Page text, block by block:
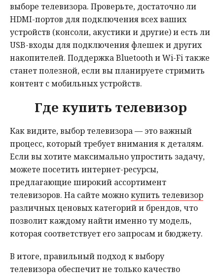
выборе телевизора. Проверьте, достаточно ли
HDMI-портов для подключения всех ваших
устройств (консоли, акустики и другие) и есть ли
USB-входы для подключения флешек и других
накопителей. Поддержка Bluetooth и Wi-Fi также
станет полезной, если вы планируете стримить
контент с мобильных устройств.
Где купить телевизор
Как видите, выбор телевизора — это важный
процесс, который требует внимания к деталям.
Если вы хотите максимально упростить задачу,
можете посетить интернет-ресурсы,
предлагающие широкий ассортимент
телевизоров. На сайте можнокупить телевизор
различных ценовых категорий и брендов, что
позволит каждому найти именно ту модель,
которая соответствует его запросам и бюджету.
В итоге, правильный подход к выбору
телевизора обеспечит не только качество